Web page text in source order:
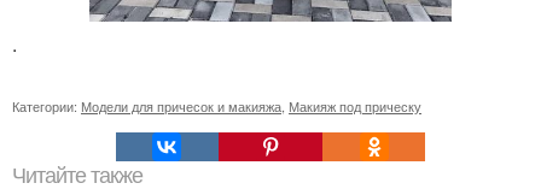
.
Категории: Модели для причесок и макияжа Макияж под прическу
Читайте также